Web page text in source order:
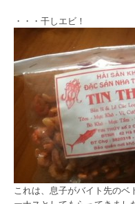
・・・干しエビ！
これは、息子がバイト先の